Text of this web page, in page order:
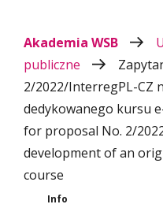
Akademia WSB
publiczne
2/2022/InterregPL-CZ
dedykowanego kursu
for proposal No. 2/
development of an
course
Info